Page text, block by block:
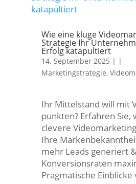
Wie eine kluge
Strategie Ihr
Erfolg katapultiert
14. September 2025 | |
Marketingstrategie,
Ihr Mittelstand will mit
punkten? Erfahren Sie,
clevere
Ihre
mehr Leads generiert &
Konversionsraten
Pragmatische Einblicke